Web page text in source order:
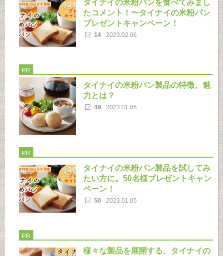
タイナイの米粉パンを食べてみまし
たコメント！〜タイナイの米粉パン
プレゼントキャンペーン！
14 2023.02.06
PR
タイナイの米粉パン製品の特徴、魅
力とは？
49 2023.01.05
PR
タイナイの米粉パン製品を試してみ
たい方に。50名様プレゼントキャン
ペーン！
50 2023.01.05
PR
様々な製品を展開する、タイナイの